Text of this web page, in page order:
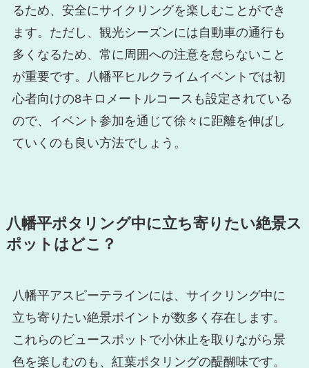
るため、安全にサイクリングを楽しむことができ
ます。ただし、観光シーズンには自動車の通行も
多くなるため、常に周囲への注意を怠らないこと
が重要です。八幡平ヒルクライムイベントでは初
心者向けの8キロメートルコースも設定されている
ので、イベント参加を通じて徐々に距離を伸ばし
ていくのも良い方法でしょう。
八幡平ポタリング中に立ち寄りたい絶景ス
ポットはどこ？
八幡平アスピーテラインには、サイクリング中に
立ち寄りたい絶景ポイントが数多く存在します。
これらのビュースポットで小休止を取りながら景
色を楽しむのも、紅葉ポタリングの醍醐味です。